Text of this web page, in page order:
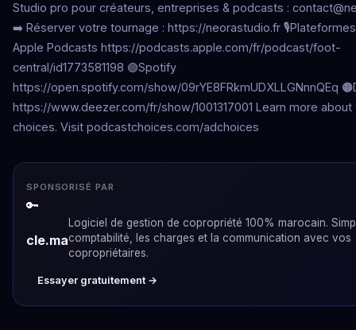
Studio pro pour créateurs, entreprises & podcasts :
➡️ Réserver votre tournage : https://neorastudio.fr
Apple Podcasts https://podcasts.apple.com/fr/podcast/foot-
central/id1773581198 🟢Spotify
https://open.spotify.com/show/09rYE8FRkmUDXLLGNnnQEq
https://www.deezer.com/fr/show/1001317001 Learn more about
choices. Visit podcastchoices.com/adchoices
SPONSORISÉ PAR
🔑
cle.ma
Logiciel de gestion de copropriété 100% marocain.
comptabilité, les charges et la communication avec vos
copropriétaires.
Essayer gratuitement →